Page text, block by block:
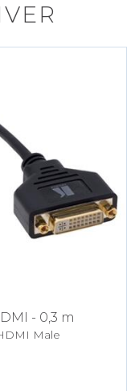
- 0,3 m
Male